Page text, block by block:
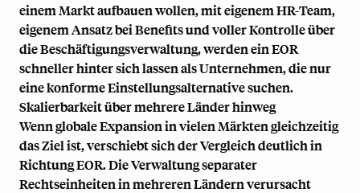
einem Markt aufbauen wollen, mit eigenem HR-Team,
eigenem Ansatz bei Benefits und voller Kontrolle über
die Beschäftigungsverwaltung, werden ein EOR
schneller hinter sich lassen als Unternehmen, die nur
eine konforme Einstellungsalternative suchen.
Skalierbarkeit über mehrere Länder hinweg
Wenn globale Expansion in vielen Märkten gleichzeitig
das Ziel ist, verschiebt sich der Vergleich deutlich in
Richtung EOR. Die Verwaltung separater
Rechtseinheiten in mehreren Ländern verursacht